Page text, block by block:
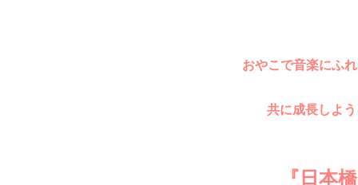
おやこで音楽にふ
共に成長しよう
『日本橋